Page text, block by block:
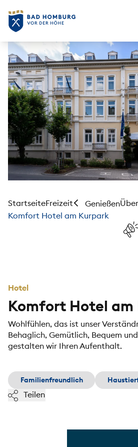
StartseiteFreizeit Genießen
Komfort Hotel am Kurpark
Hotel
Komfort Hotel am
Wohlfühlen, das ist unser
Behaglich, Gemütlich, Bequem
gestalten wir Ihren Aufenthalt.
Familienfreundlich
Teilen